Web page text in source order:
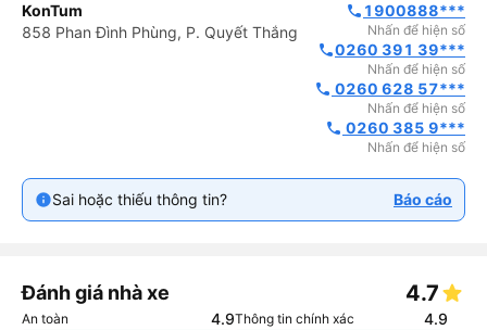
KonTum
858 Phan Đình Phùng, P. Quyết Thắng
phone 1900888***
Nhấn để hiện số
phone0260 391 39***
Nhấn để hiện số
phone 0260 628 57***
Nhấn để hiện số
phone 0260 385 9***
Nhấn để hiện số
Sai hoặc thiếu thông tin? Báo cáo
Đánh giá nhà xe 4.7
An toàn 4.9Thông tin chính xác 4.9